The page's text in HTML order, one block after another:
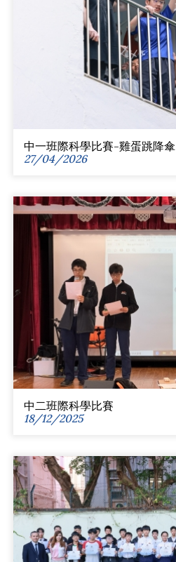
中一班際科學比賽-雞蛋跳降傘
27/04/2026
中二班際科學比賽
18/12/2025